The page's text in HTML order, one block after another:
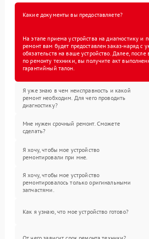
Какие документы вы предоставляете?
На этапе приема устройства на диагностику и
ремонт вам будет предоставлен заказ-наряд с
обязательств на ваше устройство. Далее,
по ремонту техники, вы получите акт
гарантийный талон.
Я уже знаю в чем неисправность и какой
ремонт необходим. Для чего проводить
диагностику?
Мне нужен срочный ремонт. Сможете
сделать?
Я хочу, чтобы мое устройство
ремонтировали при мне.
Я хочу, чтобы мое устройство
ремонтировалось только оригинальными
запчастями.
Как я узнаю, что мое устройство готово?